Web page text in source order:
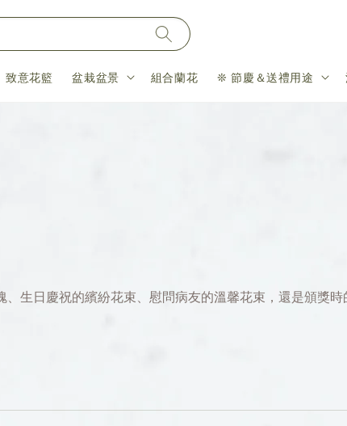
致意花籃 盆栽盆景 組合蘭花 ❊ 節慶＆送禮用途
生日慶祝的繽紛花束、慰問病友的溫馨花束，還是頒獎